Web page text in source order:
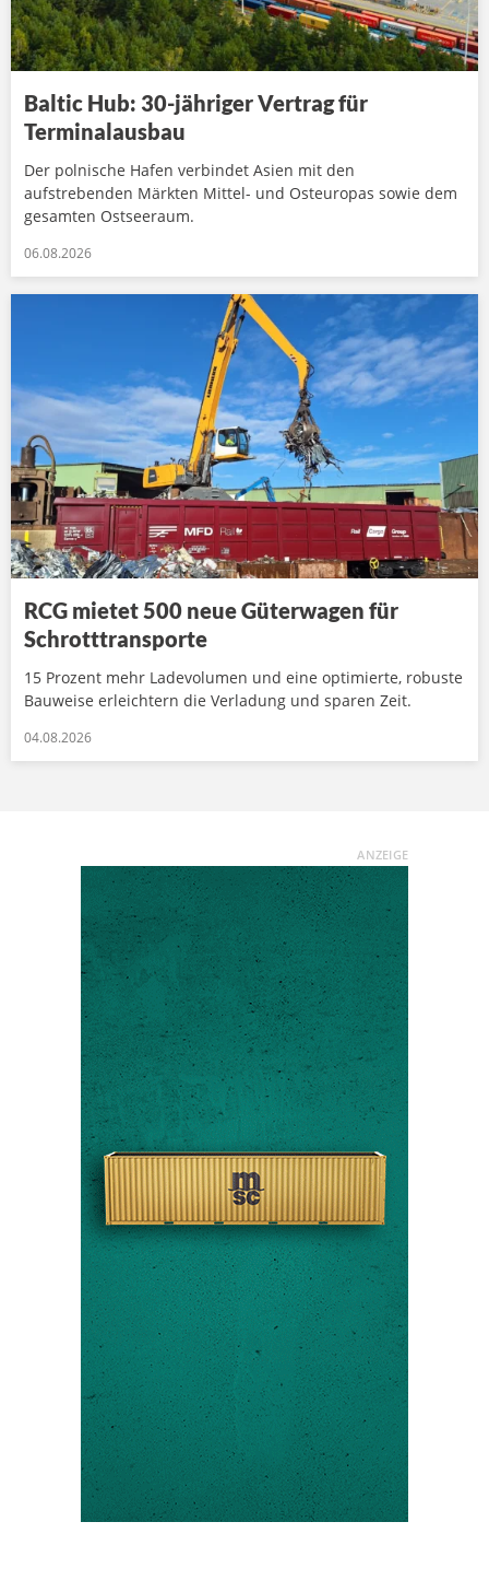
Baltic Hub: 30-jähriger Vertrag für
Terminalausbau
Der polnische Hafen verbindet Asien mit den
aufstrebenden Märkten Mittel- und Osteuropas sowie dem
gesamten Ostseeraum.
06.08.2026
RCG mietet 500 neue Güterwagen für
Schrotttransporte
15 Prozent mehr Ladevolumen und eine optimierte, robuste
Bauweise erleichtern die Verladung und sparen Zeit.
04.08.2026
ANZEIGE